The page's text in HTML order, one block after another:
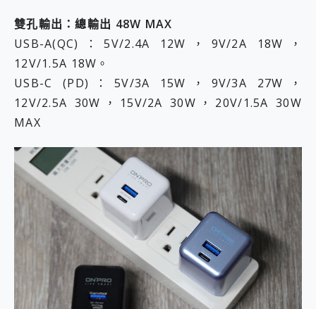
雙孔輸出：總輸出 48W MAX
USB-A(QC)：5V/2.4A 12W，9V/2A 18W，
12V/1.5A 18W。
USB-C (PD)：5V/3A 15W，9V/3A 27W，
12V/2.5A 30W，15V/2A 30W，20V/1.5A 30W
MAX